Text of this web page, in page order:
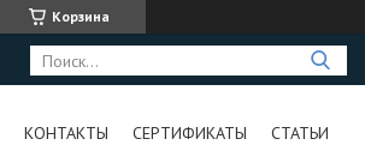
Корзина
КОНТАКТЫ СЕРТИФИКАТЫ СТАТЬИ